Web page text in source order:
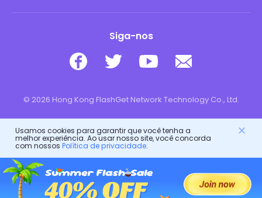
Siga-nos
© 2026 Hong Kong FlashGet Network Technology Co., Ltd.
Usamos cookies para garantir que você tenha a
melhor experiência. Ao usar nosso site, você concorda
com nossos Política de privacidade.